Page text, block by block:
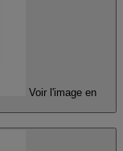
Voir l'image en